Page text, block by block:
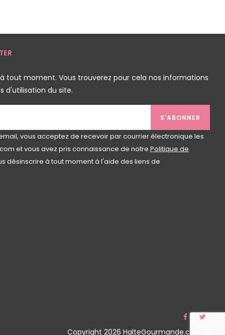
tout moment. Vous trouverez pour cela nos informations
d'utilisation du site.
S'ABONNER
vous acceptez de recevoir par courrier électronique les
et vous avez pris connaissance de notre Politique de
désinscrire à tout moment à l'aide des liens de
Copyright 2026 HalteGourmande.com ©